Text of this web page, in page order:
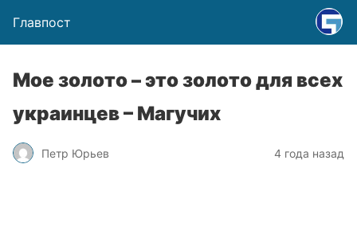
Главпост
Мое золото – это золото для всех
украинцев – Магучих
Петр Юрьев 4 года назад